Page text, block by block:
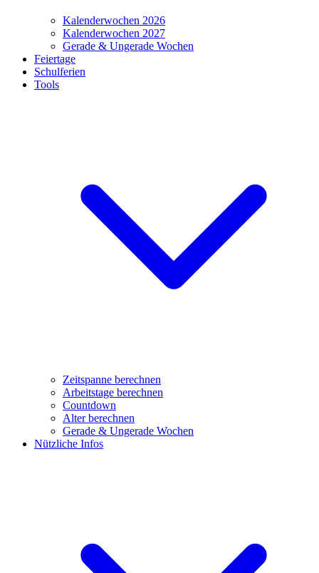
Kalenderwochen 2026
Kalenderwochen 2027
Gerade & Ungerade Wochen
Feiertage
Schulferien
Tools
Zeitspanne berechnen
Arbeitstage berechnen
Countdown
Alter berechnen
Gerade & Ungerade Wochen
Nützliche Infos